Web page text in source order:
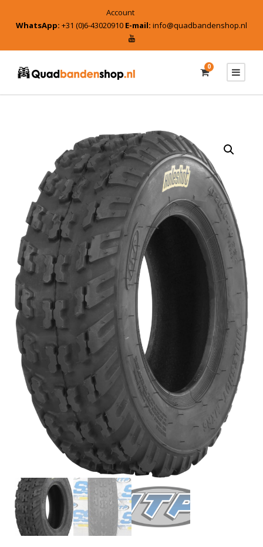
Account
WhatsApp: +31 (0)6-43020910 E-mail: info@quadbandenshop.nl
0